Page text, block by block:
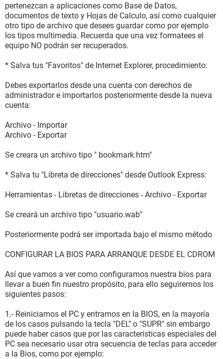
pertenezcan a aplicaciones como Base de Datos,
documentos de texto y Hojas de Calculo, así como cualquier
otro tipo de archivo que desees guardar como por ejemplo
los tipos multimedia. Recuerda que una vez formatees el
equipo NO podrán ser recuperados.
* Salva tus "Favoritos" de Internet Explorer, procedimiento:
Debes exportarlos desde una cuenta con derechos de
administrador e importarlos posteriormente desde la nueva
cuenta:
Archivo - Importar
Archivo - Exportar
Se creara un archivo tipo " bookmark.htm"
* Salva tu "Libreta de direcciones" desde Outlook Express:
Herramientas - Libretas de direcciones - Archivo - Exportar
Se creará un archivo tipo "usuario.wab"
Posteriormente podrá ser importada bajo el mismo método
CONFIGURAR LA BIOS PARA ARRANQUE DESDE EL CDROM
Así que vamos a ver como configuramos nuestra bios para
llevar a buen fin nuestro propósito, para ello seguiremos los
siguientes pasos:
1.- Reiniciamos el PC y entramos en la BIOS, en la mayoría
de los casos pulsando la tecla "DEL" o "SUPR" sin embargo
puede haber casos que por las características especiales del
PC sea necesario usar otra secuencia de teclas para acceder
a la Bios, como por ejemplo: